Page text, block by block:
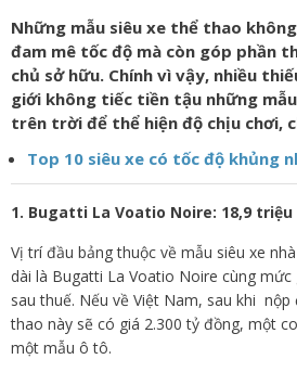
Những mẫu siêu xe thể thao
đam mê tốc độ mà còn góp phần
chủ sở hữu. Chính vì vậy, nhiều
giới không tiếc tiền tậu những
trên trời để thể hiện độ chịu chơi,
Top 10 siêu xe có tốc độ khủng
1. Bugatti La Voatio Noire: 18,9 triệu
Vị trí đầu bảng thuộc về mẫu siêu xe
dài là Bugatti La Voatio Noire cùng
sau thuế. Nếu về Việt Nam, sau khi
thao này sẽ có giá 2.300 tỷ đồng, một
một mẫu ô tô.